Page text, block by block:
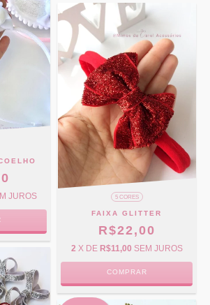
JUROS 5 CORES
FAIXA GLITTER
R$22,00
2 X DE R$11,00 SEM JUROS
COMPRAR